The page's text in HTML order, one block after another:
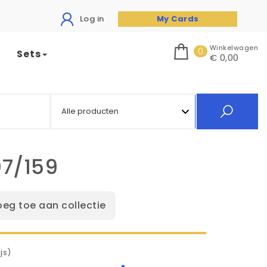
Log in My Cards
Sets 0 Winkelwagen
€ 0,00
159
toe aan collectie